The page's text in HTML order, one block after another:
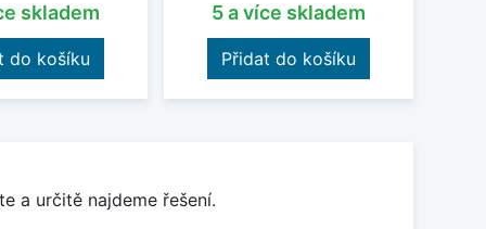
skladem
do košíku
5 a více skladem
Přidat do košíku
a určitě najdeme řešení.